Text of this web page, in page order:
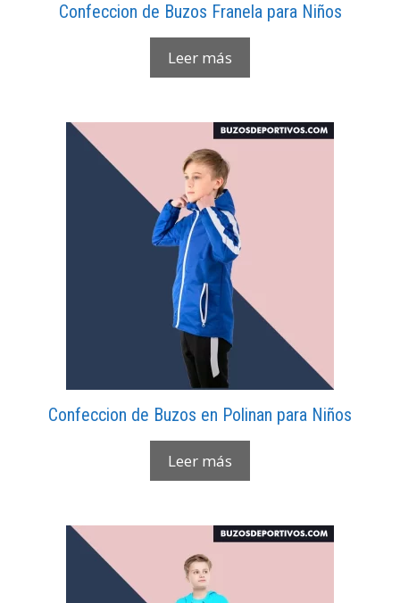
Confeccion de Buzos Franela para Niños
Leer más
Confeccion de Buzos en Polinan para Niños
Leer más